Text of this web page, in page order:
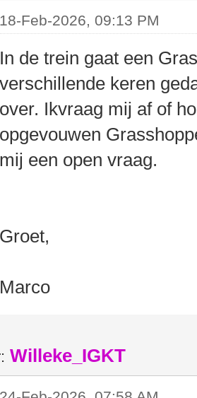
18-Feb-2026, 09:13 PM
In de trein gaat een
verschillende keren
over. Ikvraag mij af of
opgevouwen
mij een open vraag.
Groet,
Marco
Willeke_IGKT